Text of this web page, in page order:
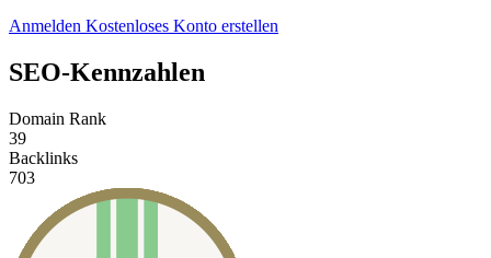
Anmelden Kostenloses Konto erstellen
SEO-Kennzahlen
Domain Rank
39
Backlinks
703